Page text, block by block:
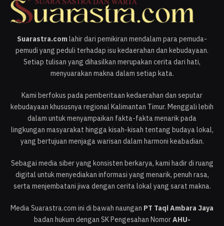
Suarastra.comlahir dari pemikiran mendalam para pemuda-
pemudi yang peduli terhadap isu kedaerahan dan kebudayaan.
Setiap tulisan yang dihasilkan merupakan cerita dari hati,
menyuarakan makna dalam setiap kata.
Kami berfokus pada pemberitaan kedaerahan dan seputar
kebudayaan khususnya regional Kalimantan Timur. Menggali lebih
dalam untuk menyampaikan fakta-fakta menarik pada
lingkungan masyarakat hingga kisah-kisah tentang budaya lokal,
yang bertujuan menjaga warisan dalam harmoni keabadian.
Sebagai media siber yang konsisten berkarya, kami hadir di ruang
digital untuk menyediakan informasi yang menarik, penuh rasa,
serta menjembatani jiwa dengan cerita lokal yang sarat makna.
Media Suarastra.com ini di bawah naungan PT Taqi Ambara Jaya
badan hukum dengan SK Pengesahan NomorAHU-